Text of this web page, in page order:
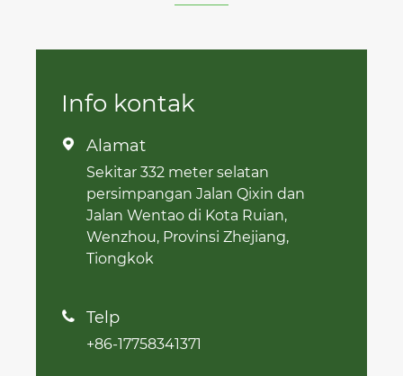
Info kontak
 Alamat
Sekitar 332 meter selatan
persimpangan Jalan Qixin dan
Jalan Wentao di Kota Ruian,
Wenzhou, Provinsi Zhejiang,
Tiongkok
 Telp
+86-17758341371